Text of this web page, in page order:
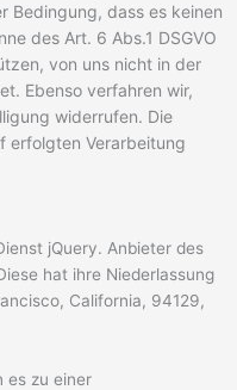
Bedingung, dass es keinen
des Art. 6 Abs.1 DSGVO
von uns nicht in der
Ebenso verfahren wir,
widerrufen. Die
erfolgten Verarbeitung
jQuery. Anbieter des
hat ihre Niederlassung
California, 94129,
es zu einer